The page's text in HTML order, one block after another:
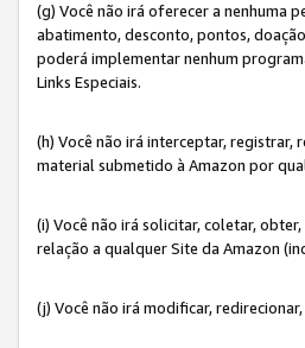
(g) Você não irá oferecer a nenhuma
abatimento, desconto, pontos,
poderá implementar nenhum
Links Especiais.
(h) Você não irá interceptar,
material submetido à Amazon por
(i) Você não irá solicitar, coletar,
relação a qualquer Site da Amazon
(j) Você não irá modificar,